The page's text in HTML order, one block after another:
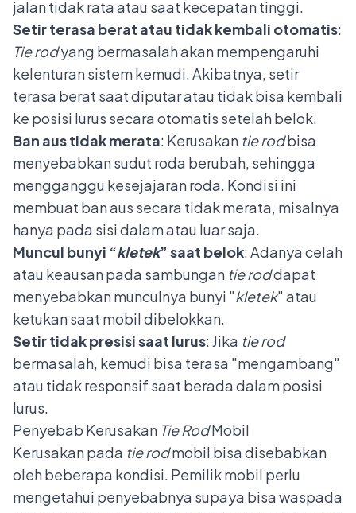
jalan tidak rata atau saat kecepatan tinggi.
Setir terasa berat atau tidak kembali otomatis:
Tie rodyang bermasalah akan mempengaruhi
kelenturan sistem kemudi. Akibatnya, setir
terasa berat saat diputar atau tidak bisa kembali
ke posisi lurus secara otomatis setelah belok.
Ban aus tidak merata: Kerusakan tie rodbisa
menyebabkan sudut roda berubah, sehingga
mengganggu kesejajaran roda. Kondisi ini
membuat ban aus secara tidak merata, misalnya
hanya pada sisi dalam atau luar saja.
Muncul bunyi “kletek” saat belok: Adanya celah
atau keausan pada sambungan tie roddapat
menyebabkan munculnya bunyi "kletek" atau
ketukan saat mobil dibelokkan.
Setir tidak presisi saat lurus: Jika tie rod
bermasalah, kemudi bisa terasa "mengambang"
atau tidak responsif saat berada dalam posisi
lurus.
Penyebab Kerusakan Tie RodMobil
Kerusakan pada tie rodmobil bisa disebabkan
oleh beberapa kondisi. Pemilik mobil perlu
mengetahui penyebabnya supaya bisa waspada